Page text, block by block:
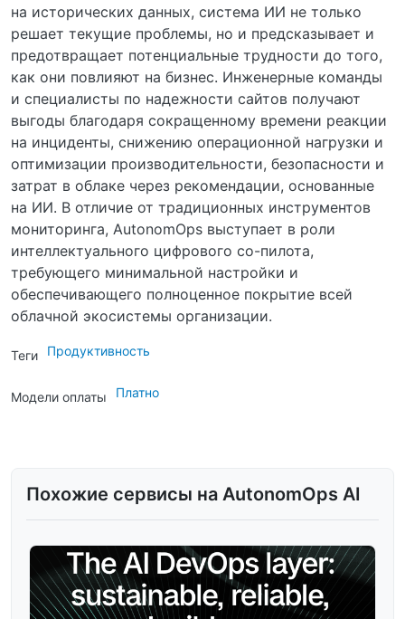
на исторических данных, система ИИ не только
решает текущие проблемы, но и предсказывает и
предотвращает потенциальные трудности до того,
как они повлияют на бизнес. Инженерные команды
и специалисты по надежности сайтов получают
выгоды благодаря сокращенному времени реакции
на инциденты, снижению операционной нагрузки и
оптимизации производительности, безопасности и
затрат в облаке через рекомендации, основанные
на ИИ. В отличие от традиционных инструментов
мониторинга, AutonomOps выступает в роли
интеллектуального цифрового со-пилота,
требующего минимальной настройки и
обеспечивающего полноценное покрытие всей
облачной экосистемы организации.
Теги Продуктивность
Модели оплаты Платно
Похожие сервисы на AutonomOps AI